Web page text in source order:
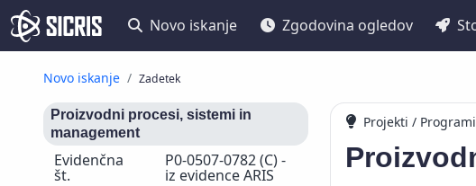
Novo iskanje Zgodovina ogledov
Novo iskanje Zadetek
Proizvodni procesi, sistemi in
management
Evidenčna
št.
P0-0507-0782 (C) -
iz evidence ARIS
Projekti / Programi